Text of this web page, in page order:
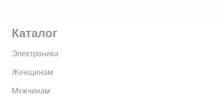
Каталог
Электроника
Женщинам
Мужчинам